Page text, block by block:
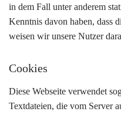
in dem Fall unter anderem
Kenntnis davon haben, dass
weisen wir unsere Nutzer
Cookies
Diese Webseite verwendet
Textdateien, die vom Server